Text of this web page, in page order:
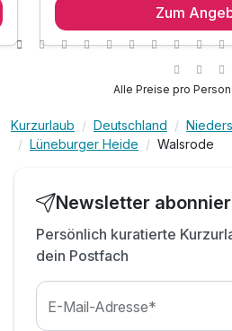
Zum
Alle Preise pro
Kurzurlaub Deutschland
Lüneburger Heide
Walsrode
Newsletter
Persönlich kuratierte
dein Postfach
E-Mail-Adresse*